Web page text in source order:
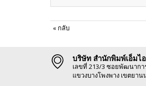
« กลับ
บริษัท สำนักพิมพ์เอ็มไ
เลขที่ 213/3 ซอยพัฒนากา
แขวงบางโพงพาง เขตยาน